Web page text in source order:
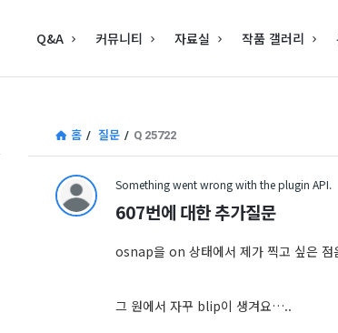
캐
드
(CAD)
Q&A 커뮤니티 자료실 작품 갤러리
홈 / 질문 / Q 25722
Something went wrong with the plugin API.
607번에 대한 추가질문
osnap을 on 상태에서 제가 찍고 싶은 점
그 원에서 자꾸 blip이 생겨요…..